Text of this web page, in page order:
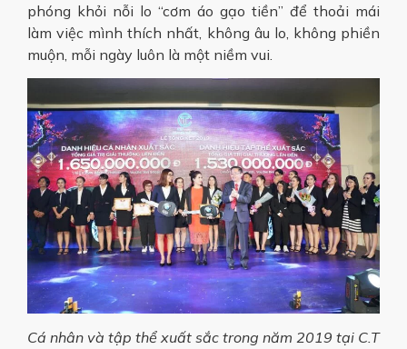
phóng khỏi nỗi lo “cơm áo gạo tiền” để thoải mái
làm việc mình thích nhất, không âu lo, không phiền
muộn, mỗi ngày luôn là một niềm vui.
Cá nhân và tập thể xuất sắc trong năm 2019 tại C.T